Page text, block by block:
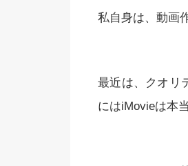
私自身は、動画
最近は、クオリ
にはiMovieは本